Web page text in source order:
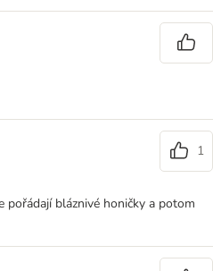
1
pořádají bláznivé honičky a potom